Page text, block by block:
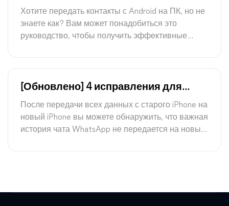
Android на ПК
Хотите передать контакты с Android на ПК, но не
знаете как? Вам может понадобиться это
руководство, чтобы получить эффективные
[Обновлено] 4 исправления для
WhatsApp не передается на новый
iPhone
После передачи всех данных с старого iPhone на
новый iPhone вы можете обнаружить, что важная
история чата WhatsApp не передается на новый